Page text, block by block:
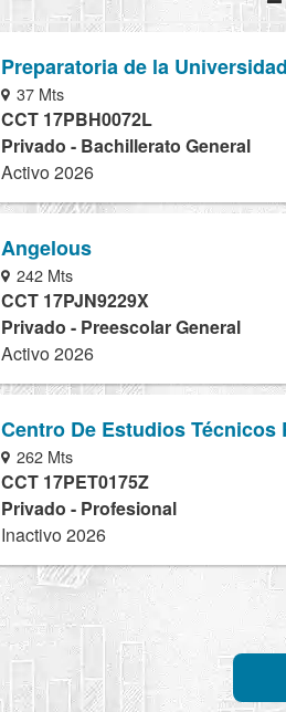
Preparatoria de la
37 Mts
CCT 17PBH0072L
Privado - Bachillerato General
Activo 2026
Angelous
242 Mts
CCT 17PJN9229X
Privado - Preescolar General
Activo 2026
Centro De Estudios
262 Mts
CCT 17PET0175Z
Privado - Profesional
Inactivo 2026